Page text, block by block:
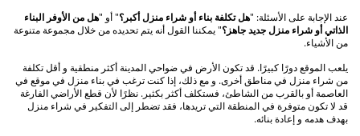
عند الإجابة على الأسئلة: "هل تكلفة بناء أو شراء منزل أكبر؟" أو "هل من الأوفر البناء
الذاتي أو شراء منزل جديد جاهز؟" يمكننا القول أنه يتم تحديده من خلال مجموعة متنوعة
من الأشياء.
يلعب الموقع دورًا كبيرًا. قد تكون الأرض في ضواحي المدينة أكثر منطقية و أقل تكلفة
من شراء منزل في مناطق أخرى. و مع ذلك، إذا كنت ترغب في بناء منزل في موقع في
العاصمة أو بالقرب من الشاطئ، فستكلف أكثر بكثير. نظرًا لأن قطع الأراضي الفارغة
قد لا تكون متوفرة في المنطقة التي تريدها، فقد تضطر إلى التفكير في شراء منزل
بهدف هدمه و إعادة بنائه.